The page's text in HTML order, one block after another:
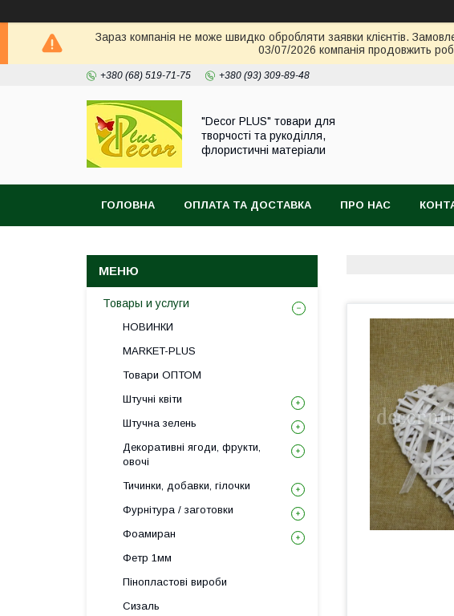
Зараз компанія не може швидко обробляти заявки клієнтів.
03/07/2026 компанія продовжить
+380 (68) 519-71-75 +380 (93) 309-89-48
"Decor PLUS" товари для
творчості та рукоділля,
флористичні матеріали
ГОЛОВНА ОПЛАТА ТА ДОСТАВКА ПРО НАС
Товары и услуги
НОВИНКИ
MARKET-PLUS
Товари ОПТОМ
Штучні квіти
Штучна зелень
Декоративні ягоди, фрукти,
овочі
Тичинки, добавки, гілочки
Фурнітура / заготовки
Фоамиран
Фетр 1мм
Пінопластові вироби
Сизаль